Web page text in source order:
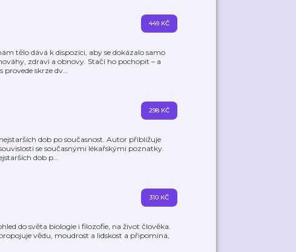
tělo dává k dispozici, aby se dokázalo samo
zdraví a obnovy. Stačí ho pochopit – a
provede skrze dv…
449 KČ
dob po současnost. Autor přibližuje
se současnými lékařskými poznatky.
dob p…
298 KČ
do světa biologie i filozofie, na život člověka.
vědu, moudrost a lidskost a připomíná,
310 KČ